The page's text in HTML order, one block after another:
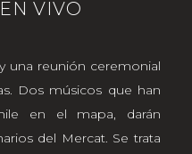
VIVO
una reunión ceremonial
Dos músicos que han
en el mapa, darán
del Mercat. Se trata